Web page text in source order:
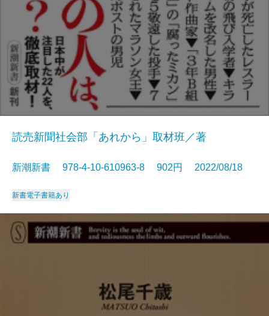
読売新聞社会部「あれから」取材班／著
新潮新書 978-4-10-610963-8 902円 2022/08/18
新書電子書籍あり